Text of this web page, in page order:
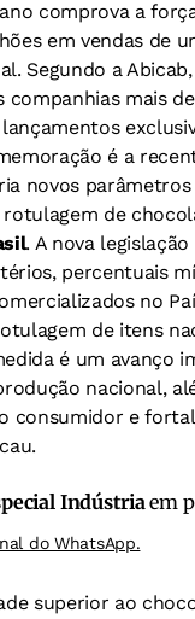
comprova a
em vendas de
Segundo a
companhias mais
lançamentos
é a
novos
rotulagem de
. A nova
percentuais
no
de itens
é um avanço
nacional,
consumidor e
Indústriaem
do WhatsApp.
superior ao